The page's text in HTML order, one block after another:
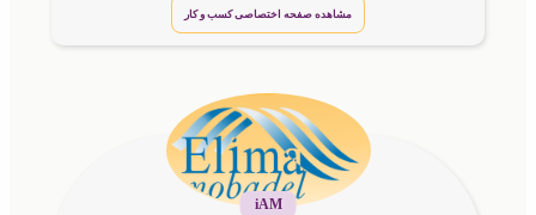
مشاهده صفحه اختصاصی کسب و کار
iAM